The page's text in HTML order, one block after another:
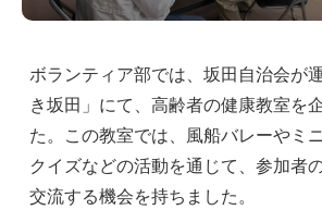
ボランティア部では、坂田自治会が
き坂田」にて、高齢者の健康教室を
た。この教室では、風船バレーやミ
クイズなどの活動を通じて、参加者
交流する機会を持ちました。